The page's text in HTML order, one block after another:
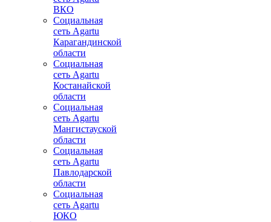
ВКО
Социальная
сеть Agartu
Карагандинской
области
Социальная
сеть Agartu
Костанайской
области
Социальная
сеть Agartu
Мангистауской
области
Социальная
сеть Agartu
Павлодарской
области
Социальная
сеть Agartu
ЮКО